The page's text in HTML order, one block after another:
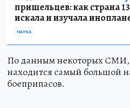
пришельцев: как страна
искала и изучала
НАУКА
По данным некоторых СМИ,
находится самый большой
боеприпасов.